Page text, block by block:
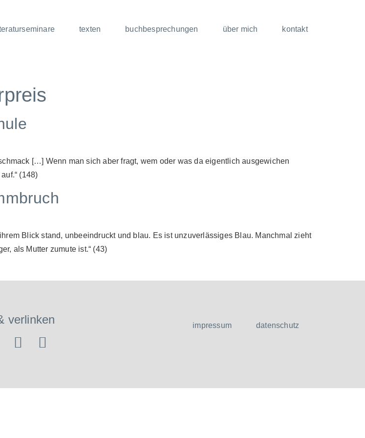
texten buchbesprechungen über mich kontakt
[…] Wenn man sich aber fragt, wem oder was da eigentlich ausgewichen
(148)
Blick stand, unbeeindruckt und blau. Es ist unzuverlässiges Blau. Manchmal zieht
als Mutter zumute ist.“ (43)
verlinken impressum datenschutz